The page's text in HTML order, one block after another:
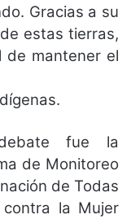
Gracias a su
estas tierras,
de mantener el
fue la
de Monitoreo
de Todas
contra la Mujer